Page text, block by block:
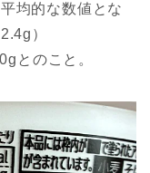
均的な数値とな
）
とのこと。